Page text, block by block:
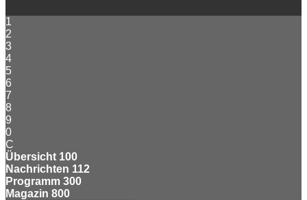
1
2
3
4
5
6
7
8
9
0
C
Übersicht 100
Nachrichten 112
Programm 300
Magazin 800